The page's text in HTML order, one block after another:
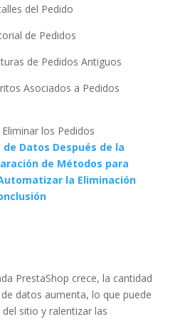
del Pedido
de Pedidos
de Pedidos Antiguos
Asociados a Pedidos
los Pedidos
Datos Después de la
de Métodos para
la Eliminación
PrestaShop crece, la cantidad
datos aumenta, lo que puede
sitio y ralentizar las